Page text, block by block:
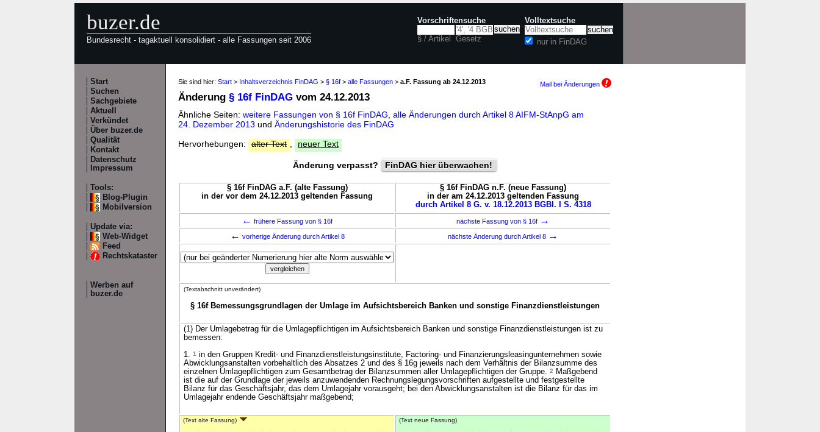
buzer.de
Bundesrecht - tagaktuell konsolidiert - alle Fassungen seit 2006
Vorschriftensuche
§ / Artikel Gesetz
Volltextsuche
nur in FinDAG
Start
Suchen
Sachgebiete
Aktuell
Verkündet
Über buzer.de
Qualität
Kontakt
Datenschutz
Impressum
Tools:
Blog-Plugin
Mobilversion
Update via:
Web-Widget
Feed
Rechtskataster
Werben auf
buzer.de
Sie sind hier: Start > Inhaltsverzeichnis FinDAG > § 16f > alle Fassungen > a.F. Fassung ab 24.12.2013 Mail bei Änderungen
Änderung § 16f FinDAG vom 24.12.2013
Ähnliche Seiten: weitere Fassungen von § 16f FinDAG alle Änderungen durch Artikel 8 AIFM-StAnpG am
24. Dezember 2013 und Änderungshistorie des FinDAG
Hervorhebungen:
alter Text neuer Text
Änderung verpasst? FinDAG hier überwachen!
§ 16f FinDAG a.F. (alte Fassung)
in der vor dem 24.12.2013 geltenden Fassung
§ 16f FinDAG n.F. (neue Fassung)
in der am 24.12.2013 geltenden Fassung
durch Artikel 8 G. v. 18.12.2013 BGBl. I S. 4318
← frühere Fassung von § 16f nächste Fassung von § 16f →
← vorherige Änderung durch Artikel 8 nächste Änderung durch Artikel 8 →
(Textabschnitt unverändert)
§ 16f Bemessungsgrundlagen der Umlage im Aufsichtsbereich Banken und sonstige Finanzdienstleistungen
(1) Der Umlagebetrag für die Umlagepflichtigen im Aufsichtsbereich Banken und sonstige Finanzdienstleistungen ist zu
bemessen:
1. 1 in den Gruppen Kredit- und Finanzdienstleistungsinstitute, Factoring- und Finanzierungsleasingunternehmen sowie
Abwicklungsanstalten vorbehaltlich des Absatzes 2 und des § 16g jeweils nach dem Verhältnis der Bilanzsumme des
einzelnen Umlagepflichtigen zum Gesamtbetrag der Bilanzsummen aller Umlagepflichtigen der Gruppe. 2
Maßgebend
ist die auf der Grundlage der jeweils anzuwendenden Rechnungslegungsvorschriften aufgestellte und festgestellte
Bilanz für das Geschäftsjahr, das dem Umlagejahr vorausgeht; bei den Abwicklungsanstalten ist die Bilanz für das im
Umlagejahr endende Geschäftsjahr maßgebend;
(Text alte Fassung) (Text neue Fassung)